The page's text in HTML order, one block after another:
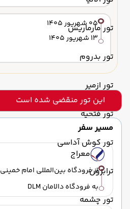
تور مارماریس
تور بدروم
تور ازمیر
تور فتحیه
تور کوش آداسی
ترابزون
تور چشمه
05 شهریور 1405
13 شهریور 1405
این تور منقضی شده است
مسیر سفر
معراج
از فرودگاه بین‌المللی امام خمینی IKA
به فرودگاه دالامان DLM